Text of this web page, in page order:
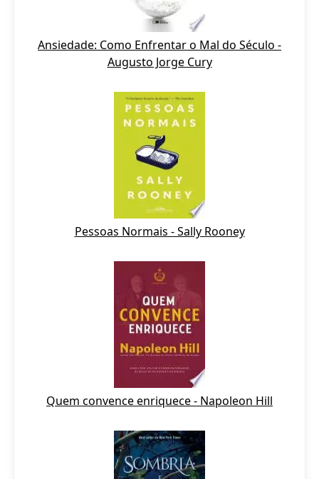
Ansiedade: Como Enfrentar o Mal do Século -
Augusto Jorge Cury
Pessoas Normais - Sally Rooney
Quem convence enriquece - Napoleon Hill